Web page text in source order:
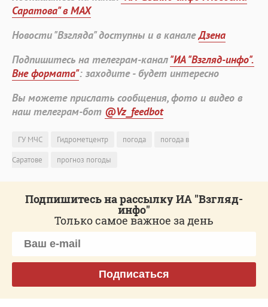
Саратова" в MAX
Новости "Взгляда" доступны и в каналеДзена
Подпишитесь на телеграм-канал"ИА "Взгляд-инфо".
Вне формата": заходите - будет интересно
Вы можете прислать сообщения, фото и видео в
наш телеграм-бот @Vz_feedbot
ГУ МЧС Гидрометцентр погода
погода в
Саратове
прогноз погоды
Подпишитесь на рассылку ИА "Взгляд-
инфо"
Только самое важное за день
Подписаться